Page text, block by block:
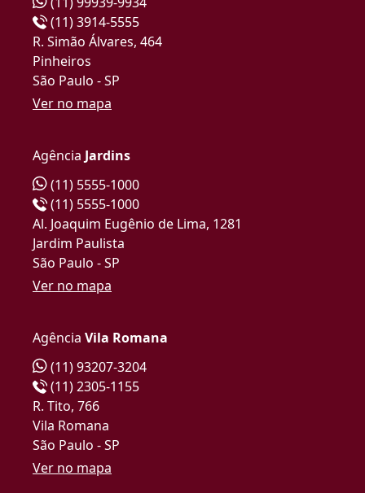
(11) 3914-5555
R. Simão Álvares, 464
Pinheiros
São Paulo - SP
Ver no mapa
Agência Jardins
(11) 5555-1000
(11) 5555-1000
Al. Joaquim Eugênio de Lima, 1281
Jardim Paulista
São Paulo - SP
Ver no mapa
Agência Vila Romana
(11) 93207-3204
(11) 2305-1155
R. Tito, 766
Vila Romana
São Paulo - SP
Ver no mapa